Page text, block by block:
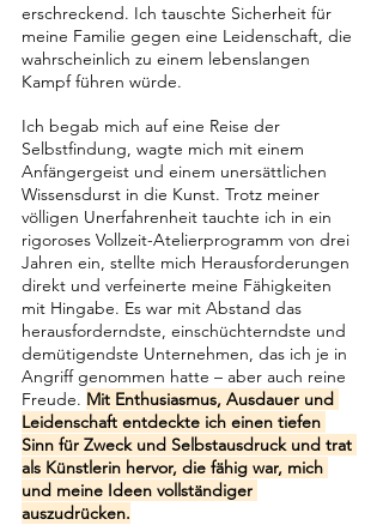
erschreckend. Ich tauschte Sicherheit für
meine Familie gegen eine Leidenschaft, die
wahrscheinlich zu einem lebenslangen
Kampf führen würde.
Ich begab mich auf eine Reise der
Selbstfindung, wagte mich mit einem
Anfängergeist und einem unersättlichen
Wissensdurst in die Kunst. Trotz meiner
völligen Unerfahrenheit tauchte ich in ein
rigoroses Vollzeit-Atelierprogramm von drei
Jahren ein, stellte mich Herausforderungen
direkt und verfeinerte meine Fähigkeiten
mit Hingabe. Es war mit Abstand das
herausforderndste, einschüchterndste und
demütigendste Unternehmen, das ich je in
Angriff genommen hatte – aber auch reine
Freude. Mit Enthusiasmus, Ausdauer und
Leidenschaft entdeckte ich einen tiefen
Sinn für Zweck und Selbstausdruck und trat
als Künstlerin hervor, die fähig war, mich
und meine Ideen vollständiger
auszudrücken.